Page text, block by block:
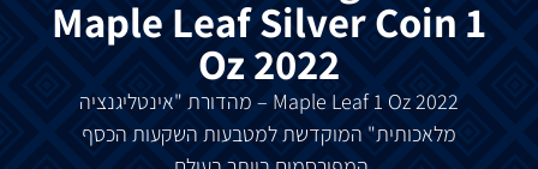
Maple Leaf Silver Coin 1
Oz 2022
Maple Leaf 1 Oz 2022 – מהדורת "אינטליגנציה
מלאכותית" המוקדשתלמטבעות השקעות הכסף